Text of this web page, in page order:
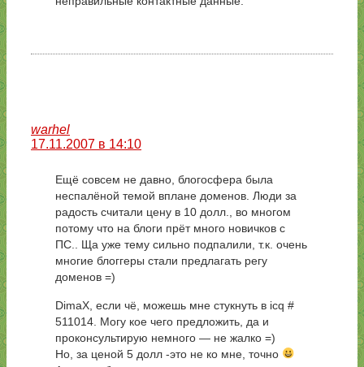
warhel
17.11.2007 в 14:10
Ещё совсем не давно, блогосфера была
неспалёной темой вплане доменов. Люди за
радость считали цену в 10 долл., во многом
потому что на блоги прёт много новичков с
ПС.. Ща уже тему сильно подпалили, т.к. очень
многие блоггеры стали предлагать регу
доменов =)
DimaX, если чё, можешь мне стукнуть в icq #
511014. Могу кое чего предложить, да и
проконсультирую немного — не жалко =)
Но, за ценой 5 долл -это не ко мне, точно